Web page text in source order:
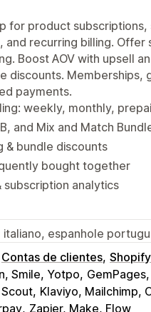
for product
and recurring billing. Offer
Boost AOV with upsell
discounts. Memberships,
payments.
weekly, monthly,
and Mix and Match
& bundle discounts
bought together
analytics
espanhole
Contas de clientes
Smile, Yotpo
Klaviyo, Mailchimp,
Zapier, Make, Flow